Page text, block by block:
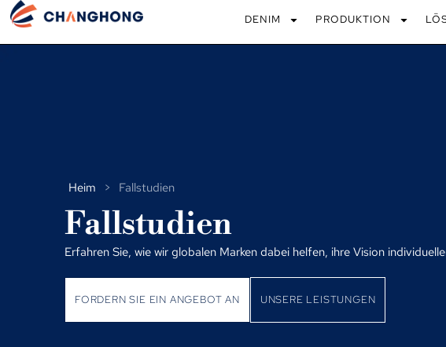
DENIM PRODUKTION
Heim > Fallstudien
Fallstudien
Erfahren Sie, wie wir globalen Marken dabei helfen, ihre Vision
FORDERN SIE EIN ANGEBOT AN UNSERE LEISTUNGEN